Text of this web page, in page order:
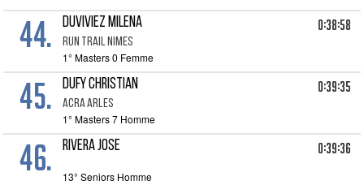
44. DUVIVIEZ MILENA
RUN TRAIL NIMES
0:38:58
1° Masters 0 Femme
45. DUFY CHRISTIAN
ACRA ARLES
0:39:35
1° Masters 7 Homme
46. RIVERA JOSE 0:39:36
13° Seniors Homme